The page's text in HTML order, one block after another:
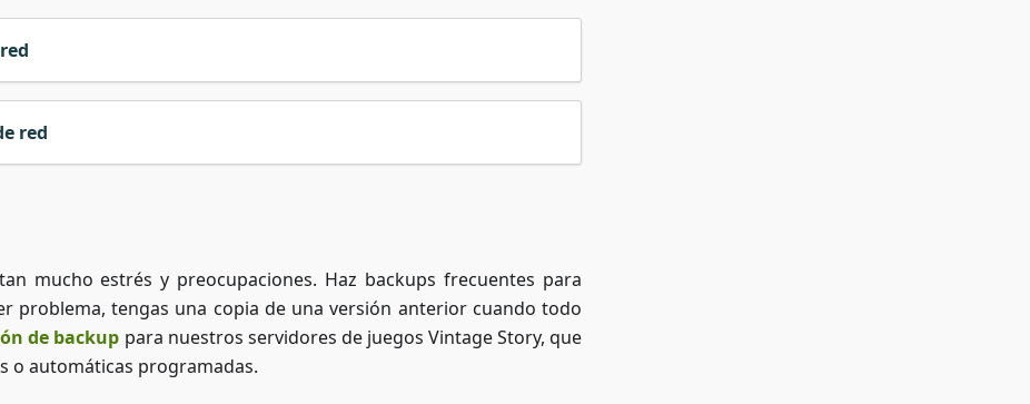
red
mucho estrés y preocupaciones. Haz backups frecuentes para
problema, tengas una copia de una versión anterior cuando todo
de backup para nuestros servidores de juegos Vintage Story, que
o automáticas programadas.